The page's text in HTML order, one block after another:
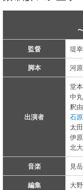
監督
堤
脚本
河
出演者
堂
中
釈
石
太
伊
北
音楽
見
編集
大